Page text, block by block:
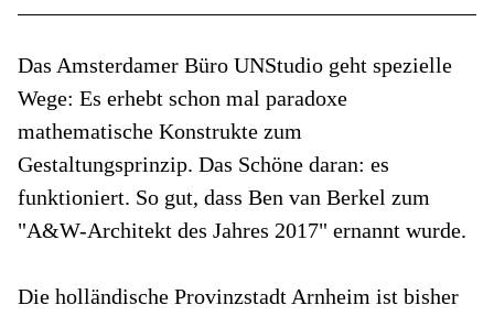
Das Amsterdamer Büro UNStudio geht spezielle
Wege: Es erhebt schon mal paradoxe
mathematische Konstrukte zum
Gestaltungsprinzip. Das Schöne daran: es
funktioniert. So gut, dass Ben van Berkel zum
"A&W-Architekt des Jahres 2017" ernannt wurde.
Die holländische Provinzstadt Arnheim ist bisher